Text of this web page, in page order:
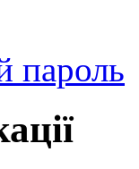
пароль